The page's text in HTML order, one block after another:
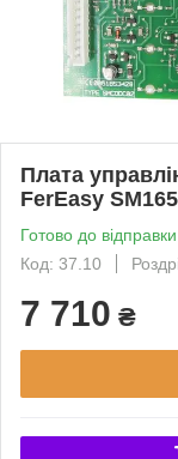
Плата
FerEasy
Готово до відправки
Код: 37.10
7 710 ₴